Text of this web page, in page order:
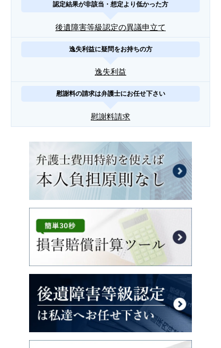
認定結果が非該当・想定より低かった方
後遺障害等級認定の異議申立て
逸失利益に疑問をお持ちの方
逸失利益
慰謝料の請求は弁護士にお任せ下さい
慰謝料請求